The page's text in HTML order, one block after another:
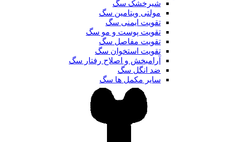
شیرخشک سگ
مولتی ویتامین سگ
تقویت ایمنی سگ
تقویت پوست و مو سگ
تقویت مفاصل سگ
تقویت استخوان سگ
آرامبخش و اصلاح رفتار سگ
ضد انگل سگ
سایر مکمل ها سگ